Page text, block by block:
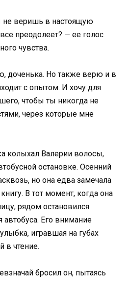
веришь в настоящую
преодолеет? — ее голос
чувства.
доченька. Но также верю и в
с опытом. И хочу для
чтобы ты никогда не
через которые мне
колыхал Валерии волосы,
остановке. Осенний
но она едва замечала
В тот момент, когда она
рядом остановился
Его внимание
игравшая на губах
в чтение.
бросил он, пытаясь